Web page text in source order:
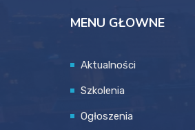
MENU GŁOWNE
Aktualności
Szkolenia
Ogłoszenia